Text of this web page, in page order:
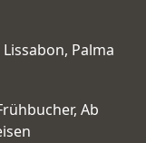
Lissabon, Palma
, Ab